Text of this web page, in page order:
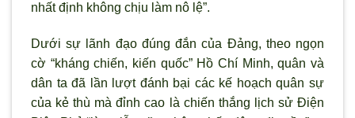
nhất định không chịu làm nô lệ”.
Dưới sự lãnh đạo đúng đắn của Đảng, theo ngọn
cờ “kháng chiến, kiến quốc” Hồ Chí Minh, quân và
dân ta đã lần l ượt đánh bại các kế hoạch quân sự
của kẻ thù mà đỉnh cao là chiến thắng lịch sử Điện